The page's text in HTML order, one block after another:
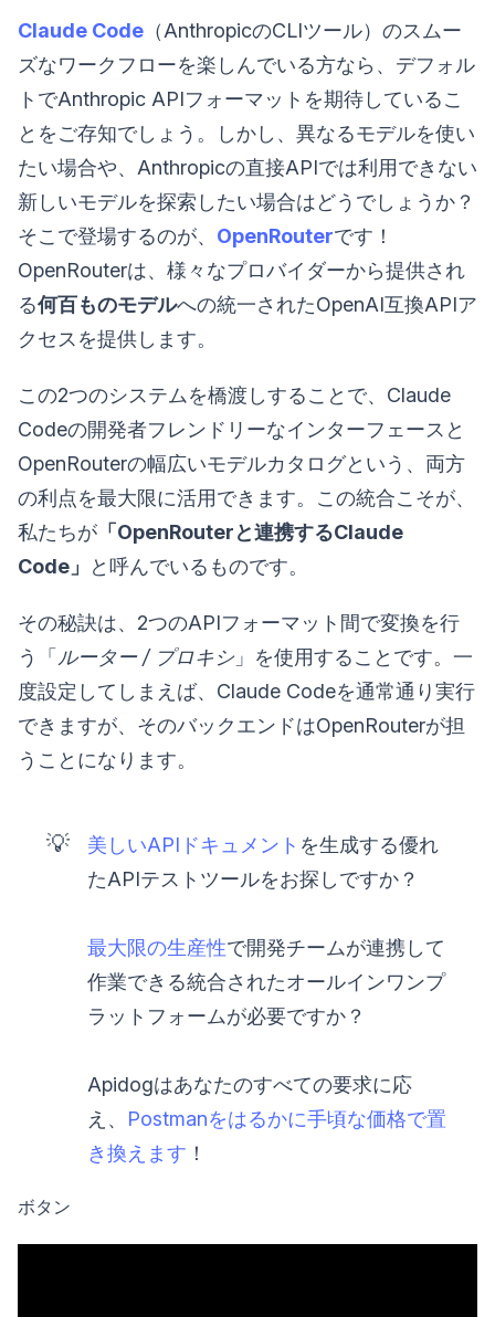
Claude Code （AnthropicのCLIツール）のスムー
ズなワークフローを楽しんでいる方なら、デフォル
トでAnthropic APIフォーマットを期待しているこ
とをご存知でしょう。しかし、異なるモデルを使い
たい場合や、Anthropicの直接APIでは利用できない
新しいモデルを探索したい場合はどうでしょうか？
そこで登場するのが、 OpenRouterです！
OpenRouterは、様々なプロバイダーから提供され
る何百ものモデルへの統一されたOpenAI互換APIア
クセスを提供します。
この2つのシステムを橋渡しすることで、Claude
Codeの開発者フレンドリーなインターフェースと
OpenRouterの幅広いモデルカタログという、両方
の利点を最大限に活用できます。この統合こそが、
私たちが 「OpenRouterと連携するClaude
Code」
と呼んでいるものです。
その秘訣は、2つのAPIフォーマット間で変換を行
う「ルーター / プロキシ 」を使用することです。一
度設定してしまえば、Claude Codeを通常通り実行
できますが、そのバックエンドはOpenRouterが担
うことになります。
💡 美しいAPIドキュメント を生成する優れ
たAPIテストツールをお探しですか？
最大限の生産性で開発チームが連携して
作業できる統合されたオールインワンプ
ラットフォームが必要ですか？
Apidogはあなたのすべての要求に応
え、 Postmanをはるかに手頃な価格で置
き換えます ！
ボタン